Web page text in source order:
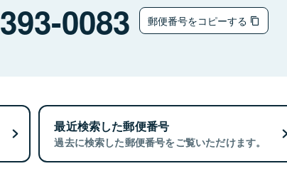
393-0083 郵便番号をコピーする
最近検索した郵便番号
過去に検索した郵便番号をご覧いただけます。